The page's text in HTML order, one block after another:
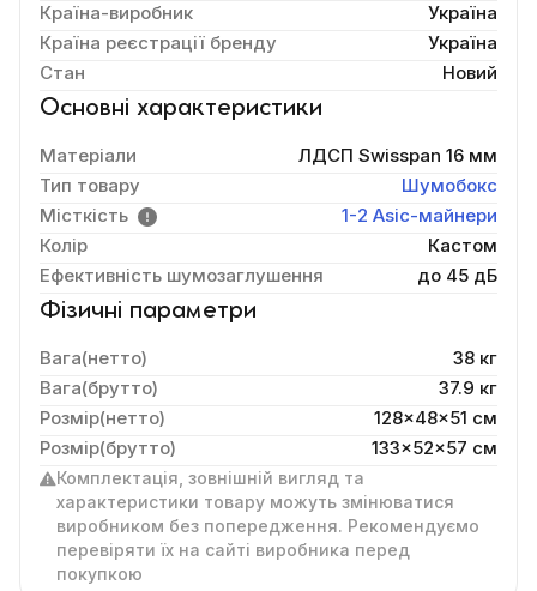
Країна-виробник
Україна
Країна реєстрації бренду
Україна
Стан
Новий
Основні характеристики
Матеріали
ЛДСП Swisspan 16 мм
Тип товару
Шумобокс
Місткість
1-2 Asic-майнери
Колір
Кастом
Ефективність шумозаглушення
до 45 дБ
Фізичні параметри
Вага(нетто)
38 кг
Вага(брутто)
37.9 кг
Розмір(нетто)
128x48x51 cм
Розмір(брутто)
133x52x57 см
Комплектація, зовнішній вигляд та
характеристики товару можуть змінюватися
виробником без попередження. Рекомендуємо
перевіряти їх на сайті виробника перед
покупкою